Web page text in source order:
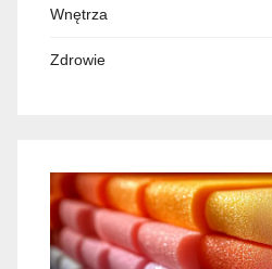
Wnętrza
Zdrowie